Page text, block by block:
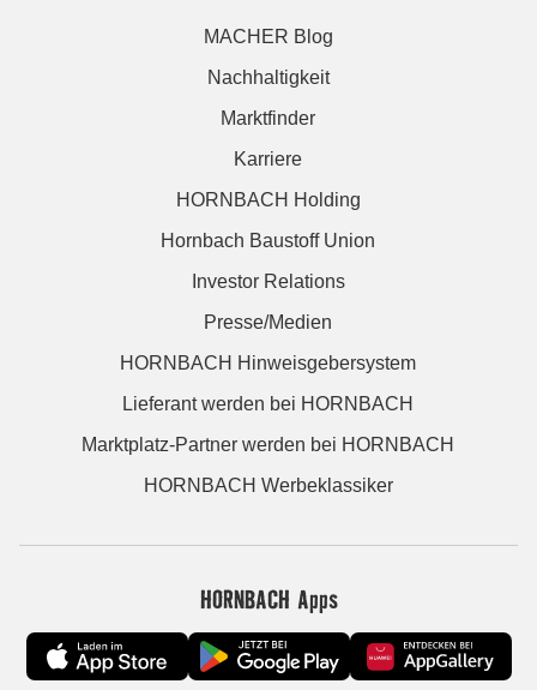
MACHER Blog
Nachhaltigkeit
Marktfinder
Karriere
HORNBACH Holding
Hornbach Baustoff Union
Investor Relations
Presse/Medien
HORNBACH Hinweisgebersystem
Lieferant werden bei HORNBACH
Marktplatz-Partner werden bei HORNBACH
HORNBACH Werbeklassiker
HORNBACH Apps